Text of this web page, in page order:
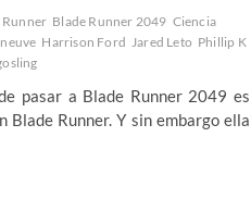
Runner Blade Runner 2049 Ciencia
Harrison Ford Jared Leto Phillip K
pasar a Blade Runner 2049 es
Blade Runner. Y sin embargo ella